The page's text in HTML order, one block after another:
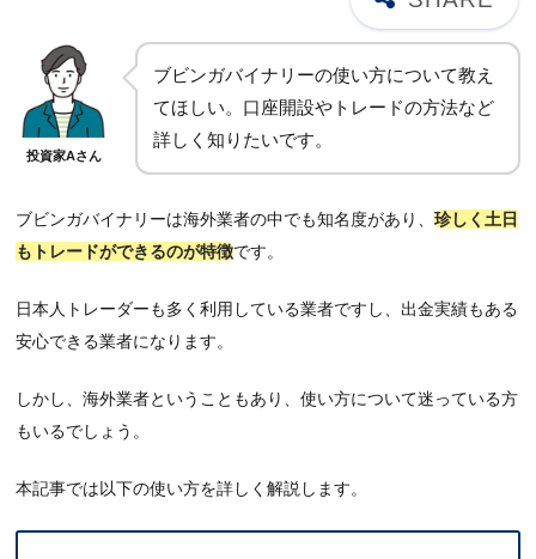
投資家Aさん
ブビンガバイナリーの使い方について教え
てほしい。口座開設やトレードの方法など
詳しく知りたいです。
ブビンガバイナリーは海外業者の中でも知名度があり、 珍しく土日
もトレードができるのが特徴です。
日本人トレーダーも多く利用している業者ですし、出金実績もある
安心できる業者になります。
しかし、海外業者ということもあり、使い方について迷っている方
もいるでしょう。
本記事では以下の使い方を詳しく解説します。